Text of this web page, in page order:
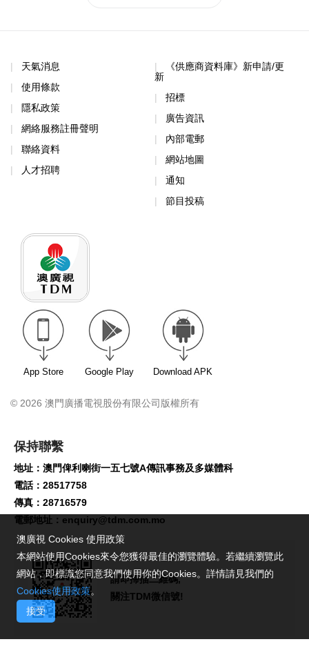
天氣消息
使用條款
隱私政策
網絡服務註冊聲明
聯絡資料
人才招聘
《供應商資料庫》新申請/更
新
招標
廣告資訊
內部電郵
網站地圖
通知
節目投稿
App Store Google Play Download APK
© 2026 澳門廣播電視股份有限公司版權所有
保持聯繫
地址：澳門俾利喇街一五七號A傳訊事務及多媒體科
電話：28517758
傳真：28716579
電郵地址： enquiry@tdm.com.mo
請即掃描二維碼,
關注TDM微信號!
澳廣視 Cookies 使用政策
本網站使用Cookies來令您獲得最佳的瀏覽體驗。若繼續瀏覽此
網站，即標識您同意我們使用你的Cookies。詳情請見我們的
Cookies使用政策。
接受